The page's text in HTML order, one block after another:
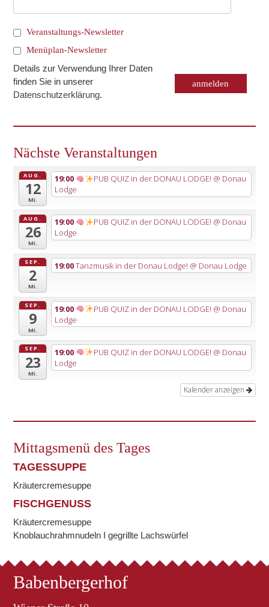
Veranstaltungs-Newsletter
Menüplan-Newsletter
Details zur Verwendung Ihrer Daten
finden Sie in unserer
Datenschutzerklärung.
Nächste Veranstaltungen
AUG.
12
Mi.
19:00 PUB QUIZ in der DONAU LODGE! @ Donau
Lodge
AUG.
26
Mi.
19:00 PUB QUIZ in der DONAU LODGE! @ Donau
Lodge
SEP.
2
Mi.
19:00Tanzmusik in der Donau Lodge! @ Donau Lodge
SEP.
9
Mi.
19:00 PUB QUIZ in der DONAU LODGE! @ Donau
Lodge
SEP.
23
Mi.
19:00 PUB QUIZ in der DONAU LODGE! @ Donau
Lodge
Kalender anzeigen
Mittagsmenü des Tages
TAGESSUPPE
Kräutercremesuppe
FISCHGENUSS
Kräutercremesuppe
Knoblauchrahmnudeln I gegrillte Lachswürfel
Babenbergerhof